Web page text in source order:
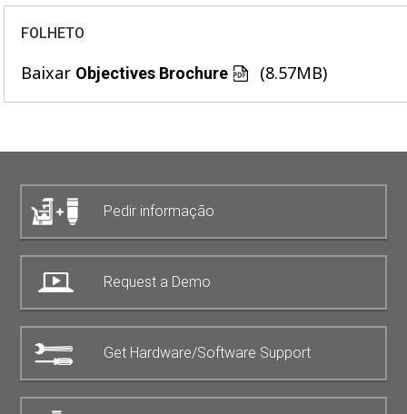
FOLHETO
Baixar Objectives Brochure (8.57MB)
Pedir informação
Request a Demo
Get Hardware/Software Support